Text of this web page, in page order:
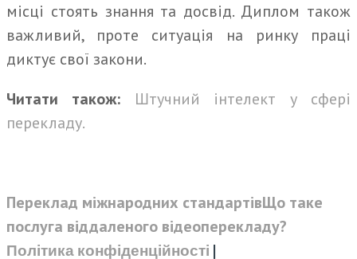
місці стоять знання та досвід. Диплом також
важливий, проте ситуація на ринку праці
диктує свої закони.
Читати також: Штучний інтелект у сфері
перекладу.
Переклад міжнародних стандартівЩо таке
послуга віддаленого відеоперекладу?
Політика конфіденційності |